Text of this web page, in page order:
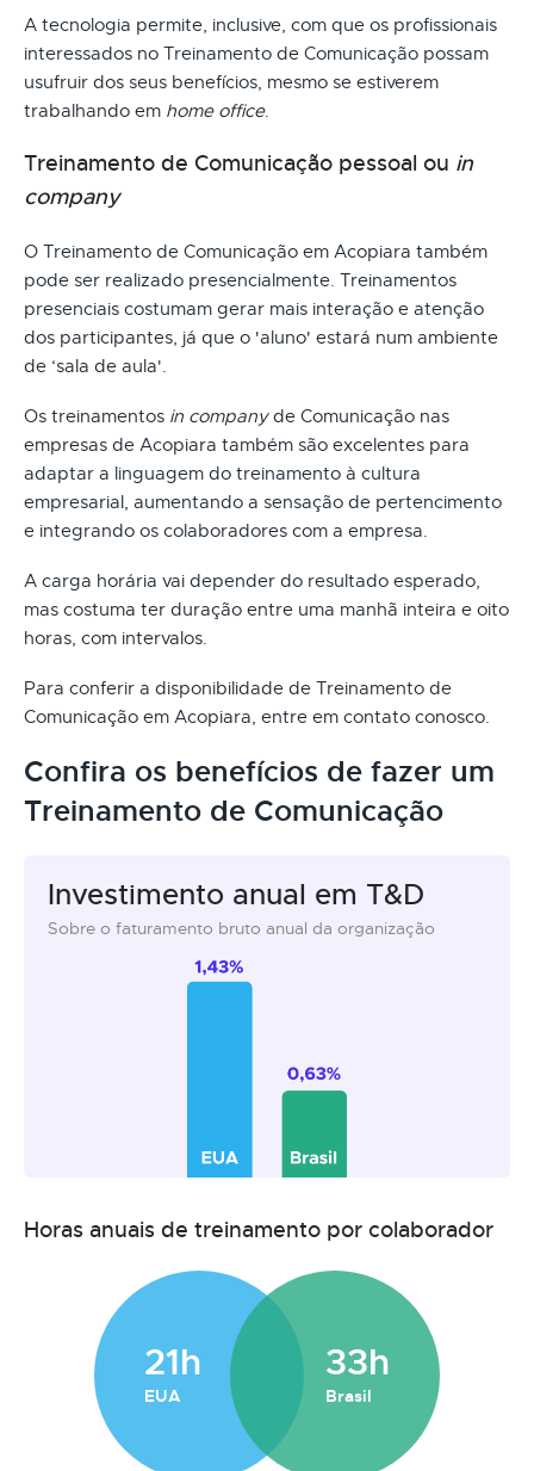
A tecnologia permite, inclusive, com que os profissionais
interessados no Treinamento de Comunicação possam
usufruir dos seus benefícios, mesmo se estiverem
trabalhando em home office.
Treinamento de Comunicação pessoal ou in
company
O Treinamento de Comunicação em Acopiara também
pode ser realizado presencialmente. Treinamentos
presenciais costumam gerar mais interação e atenção
dos participantes, já que o 'aluno' estará num ambiente
de ‘sala de aula'.
Os treinamentos in companyde Comunicação nas
empresas de Acopiara também são excelentes para
adaptar a linguagem do treinamento à cultura
empresarial, aumentando a sensação de pertencimento
e integrando os colaboradores com a empresa.
A carga horária vai depender do resultado esperado,
mas costuma ter duração entre uma manhã inteira e oito
horas, com intervalos.
Para conferir a disponibilidade de Treinamento de
Comunicação em Acopiara, entre em contato conosco.
Confira os benefícios de fazer um
Treinamento de Comunicação
Investimento anual em T&D
Sobre o faturamento bruto anual da organização
Horas anuais de treinamento por colaborador
21h
EUA
33h
Brasil